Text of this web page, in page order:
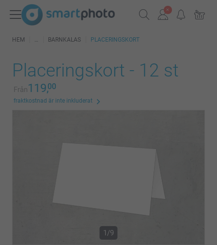
HEM BARNKALAS PLACERINGSKORT
Placeringskort - 12 st
Från119,00
fraktkostnad är inte inkluderat
1/9